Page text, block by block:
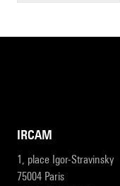
IRCAM
1, place Igor-Stravinsky
75004 Paris